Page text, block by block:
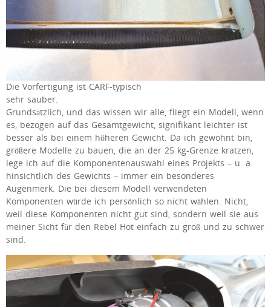
Die Vorfertigung ist CARF-typisch
sehr sauber.
Grundsätzlich, und das wissen wir alle, fliegt ein Modell, wenn
es, bezogen auf das Gesamtgewicht, signifikant leichter ist
besser als bei einem höheren Gewicht. Da ich gewohnt bin,
größere Modelle zu bauen, die an der 25 kg-Grenze kratzen,
lege ich auf die Komponentenauswahl eines Projekts – u. a.
hinsichtlich des Gewichts – immer ein besonderes
Augenmerk. Die bei diesem Modell verwendeten
Komponenten würde ich persönlich so nicht wählen. Nicht,
weil diese Komponenten nicht gut sind, sondern weil sie aus
meiner Sicht für den Rebel Hot einfach zu groß und zu schwer
sind.